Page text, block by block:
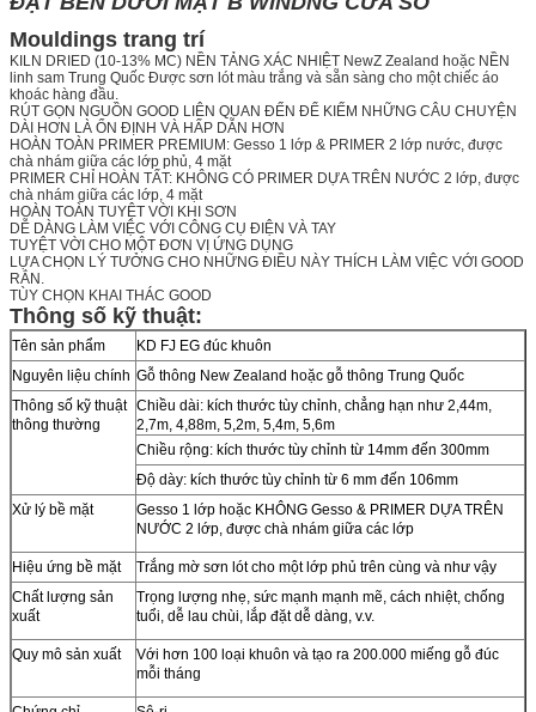
Mouldings trang trí
KILN DRIED (10-13% MC) NỀN TẢNG XÁC NHIỆT NewZ Zealand hoặc NỀN
linh sam Trung Quốc Được sơn lót màu trắng và sẵn sàng cho một chiếc áo
khoác hàng đầu.
RÚT GỌN NGUỒN GOOD LIÊN QUAN ĐẾN ĐỂ KIẾM NHỮNG CÂU CHUYỆN
DÀI HƠN LÀ ỔN ĐỊNH VÀ HẤP DẪN HƠN
HOÀN TOÀN PRIMER PREMIUM: Gesso 1 lớp & PRIMER 2 lớp nước, được
chà nhám giữa các lớp phủ, 4 mặt
PRIMER CHỈ HOÀN TẤT: KHÔNG CÓ PRIMER DỰA TRÊN NƯỚC 2 lớp, được
chà nhám giữa các lớp, 4 mặt
HOÀN TOÀN TUYỆT VỜI KHI SƠN
DỄ DÀNG LÀM VIỆC VỚI CÔNG CỤ ĐIỆN VÀ TAY
TUYỆT VỜI CHO MỘT ĐƠN VỊ ỨNG DỤNG
LỰA CHỌN LÝ TƯỞNG CHO NHỮNG ĐIỀU NÀY THÍCH LÀM VIỆC VỚI GOOD
RẮN.
TÙY CHỌN KHAI THÁC GOOD
Thông số kỹ thuật:
Tên sản phẩm
KD FJ EG đúc khuôn
Nguyên liệu chính Gỗ thông New Zealand hoặc gỗ thông Trung Quốc
Thông số kỹ thuật
thông thường
Chiều dài: kích thước tùy chỉnh, chẳng hạn như 2,44m,
2,7m, 4,88m, 5,2m, 5,4m, 5,6m
Chiều rộng: kích thước tùy chỉnh từ 14mm đến 300mm
Độ dày: kích thước tùy chỉnh từ 6 mm đến 106mm
Xử lý bề mặt
Gesso 1 lớp hoặc KHÔNG Gesso & PRIMER DỰA TRÊN
NƯỚC 2 lớp, được chà nhám giữa các lớp
Hiệu ứng bề mặt
Trắng mờ sơn lót cho một lớp phủ trên cùng và như vậy
Chất lượng sản
xuất
Trọng lượng nhẹ, sức mạnh mạnh mẽ, cách nhiệt, chống
tuổi, dễ lau chùi, lắp đặt dễ dàng, v.v.
Quy mô sản xuất
Với hơn 100 loại khuôn và tạo ra 200.000 miếng gỗ đúc
mỗi tháng